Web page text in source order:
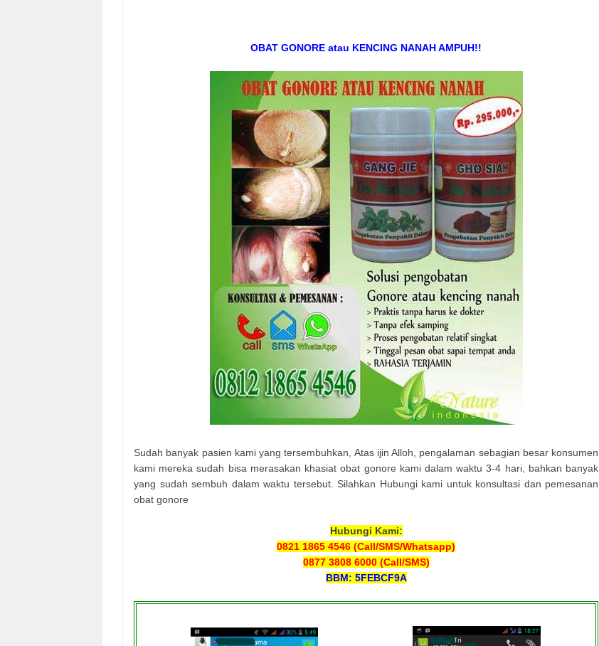
OBAT GONORE atau KENCING NANAH AMPUH!!
Sudah banyak pasien kami yang tersembuhkan, Atas ijin Alloh, pengalaman sebagian besar konsumen
kami mereka sudah bisa merasakan khasiat obat gonore kami dalam waktu 3-4 hari, bahkan banyak
yang sudah sembuh dalam waktu tersebut. Silahkan Hubungi kami untuk konsultasi dan pemesanan
obat gonore
Hubungi Kami:
0821 1865 4546 (Call/SMS/Whatsapp)
0877 3808 6000 (Call/SMS)
BBM: 5FEBCF9A